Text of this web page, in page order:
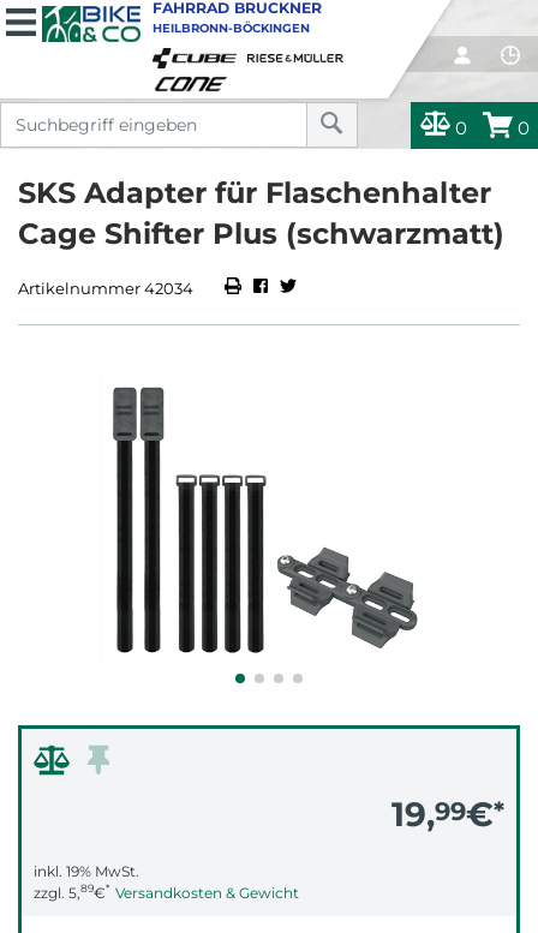
0 0
FAHRRAD BRUCKNER
HEILBRONN-BÖCKINGEN
SKS Adapter für Flaschenhalter
Cage Shifter Plus (schwarzmatt)
Artikelnummer 42034
19,99€*
inkl. 19% MwSt.
zzgl. 5,89€* Versandkosten & Gewicht